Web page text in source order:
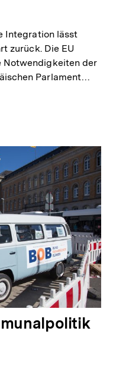
Integration lässt
zurück. Die EU
Notwendigkeiten der
Parlament…